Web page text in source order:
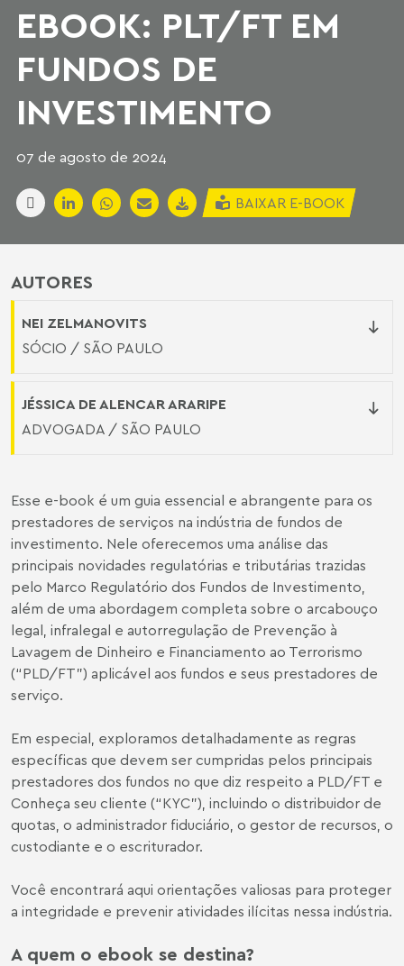
EBOOK: PLT/FT EM
FUNDOS DE
INVESTIMENTO
07 de agosto de 2024
BAIXAR E-BOOK
AUTORES
NEI ZELMANOVITS
SÓCIO / SÃO PAULO
JÉSSICA DE ALENCAR ARARIPE
ADVOGADA / SÃO PAULO
Esse e-book é um guia essencial e abrangente para os
prestadores de serviços na indústria de fundos de
investimento. Nele oferecemos uma análise das
principais novidades regulatórias e tributárias trazidas
pelo Marco Regulatório dos Fundos de Investimento,
além de uma abordagem completa sobre o arcabouço
legal, infralegal e autorregulação de Prevenção à
Lavagem de Dinheiro e Financiamento ao Terrorismo
(“PLD/FT”) aplicável aos fundos e seus prestadores de
serviço.
Em especial, exploramos detalhadamente as regras
específicas que devem ser cumpridas pelos principais
prestadores dos fundos no que diz respeito a PLD/FT e
Conheça seu cliente (“KYC”), incluindo o distribuidor de
quotas, o administrador fiduciário, o gestor de recursos, o
custodiante e o escriturador.
Você encontrará aqui orientações valiosas para proteger
a integridade e prevenir atividades ilícitas nessa indústria.
A quem o ebook se destina?